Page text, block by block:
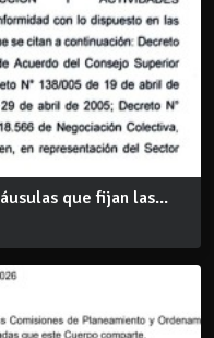
que fijan las...